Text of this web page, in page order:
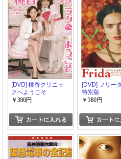
[DVD] 桃香クリニッ
クへようこそ
￥380円
[DVD] フリー
特別版
￥380円